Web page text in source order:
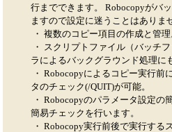
行までできます。 Robocopyがバ
ますので設定に迷うことはありま
・ 複数のコピー項目の作成と管理
・ スクリプトファイル（バッチ
ラによるバックグラウンド処理に
・ Robocopyによるコピー実行前
タのチェック(/QUIT)が可能。
・ Robocopyのパラメータ設定の
簡易チェックを行います。
・ Robocopy実行前後で実行する